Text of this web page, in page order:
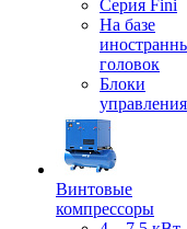
Серия Fini
На базе
головок
Блоки
управления
Винтовые
компрессоры